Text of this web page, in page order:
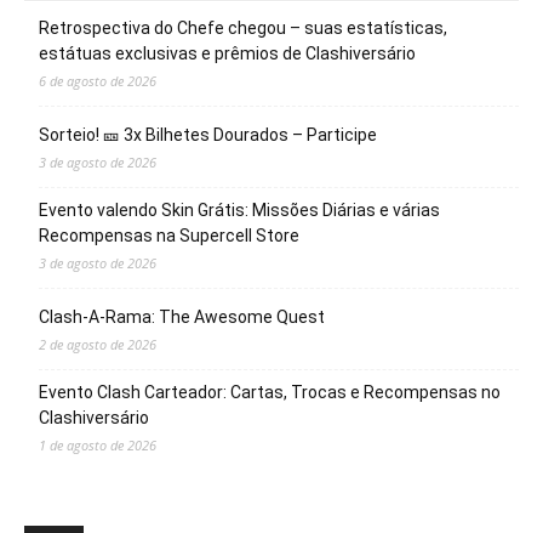
Retrospectiva do Chefe chegou – suas estatísticas,
estátuas exclusivas e prêmios de Clashiversário
6 de agosto de 2026
Sorteio! 🎫 3x Bilhetes Dourados – Participe
3 de agosto de 2026
Evento valendo Skin Grátis: Missões Diárias e várias
Recompensas na Supercell Store
3 de agosto de 2026
Clash-A-Rama: The Awesome Quest
2 de agosto de 2026
Evento Clash Carteador: Cartas, Trocas e Recompensas no
Clashiversário
1 de agosto de 2026